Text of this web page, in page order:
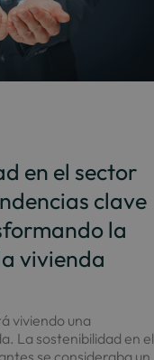
en el sector
clave
la
vivienda
viviendo una
La sostenibilidad en el